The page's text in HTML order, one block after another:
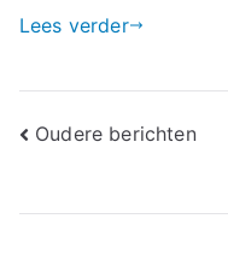
Lees verder
Oudere berichten